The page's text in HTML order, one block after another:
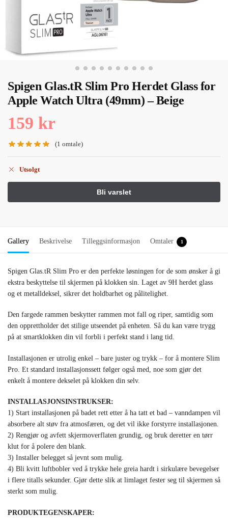
Spigen Glas.tR Slim Pro Herdet Glass for
Apple Watch Ultra (49mm) – Beige
159 kr
(1 omtale)
Utsolgt
Gallery Beskrivelse Tilleggsinformasjon Omtaler 1
Spigen Glas.tR Slim Pro er den perfekte løsningen for de som ønsker å gi
ekstra beskyttelse til skjermen på klokken sin. Laget av 9H herdet glass
og et metalldeksel, sikrer det holdbarhet og pålitelighet.
Den fargede rammen beskytter rammen mot fall og riper, samtidig som
den opprettholder det stilige utseendet på enheten. Så du kan være trygg
på at smartklokken din vil forbli i perfekt stand i lang tid.
Installasjonen er utrolig enkel – bare juster og trykk – for å montere Slim
Pro. Et standard installasjonssett følger også med, noe som gjør det
enkelt å montere dekselet på klokken din selv.
INSTALLASJONSINSTRUKSER:
1) Start installasjonen på badet rett etter å ha tatt et bad – vanndampen vil
absorbere alt støv fra atmosfæren, og det vil ikke forstyrre installasjonen.
2) Rengjør og avfett skjermoverflaten grundig, og bruk deretter en tørr
klut for å polere den blank.
3) Installer belegget så jevnt som mulig.
4) Bli kvitt luftbobler ved å trykke hele greia hardt i sirkulære bevegelser
i flere titalls sekunder. Gjør dette slik at limlaget fester seg til skjermen så
sterkt som mulig.
PRODUKTEGENSKAPER: